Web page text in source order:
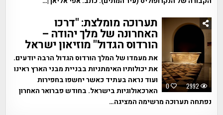
0 2992
תערוכה מומלצת: "דרכו
האחרונה של מלך יהודה –
הורדוס הגדול" מוזיאון ישראל
את מעמדו של המלך הורדוס הגדול הרבה יודעים.
את יכולותיו האימתניות בבניית מבני הארץ ראינו
ועוד נראה בעתיד כאשר יחשפו בחפירות
הארכאולוגיות בישראל. בחודש פברואר האחרון
נפתחה תערוכה מרשימה המציגה…